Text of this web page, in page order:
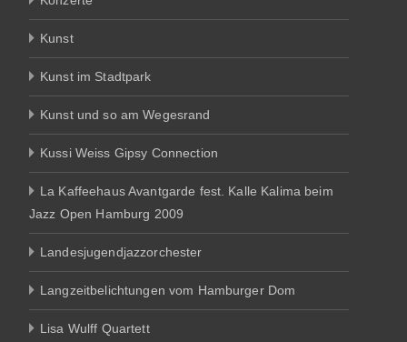
Kunst
Kunst im Stadtpark
Kunst und so am Wegesrand
Kussi Weiss Gipsy Connection
La Kaffeehaus Avantgarde fest. Kalle Kalima beim
Jazz Open Hamburg 2009
Landesjugendjazzorchester
Langzeitbelichtungen vom Hamburger Dom
Lisa Wulff Quartett